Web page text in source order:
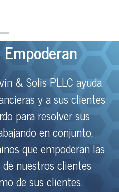
& Solis PLLC ayuda
y a sus clientes
para resolver sus
en conjunto,
que empoderan las
nuestros clientes
de sus clientes.